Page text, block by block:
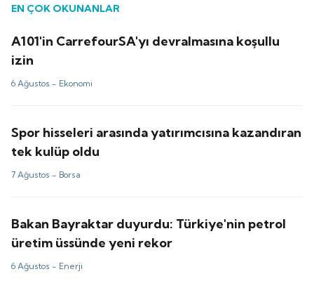
EN ÇOK OKUNANLAR
A101'in CarrefourSA'yı devralmasına koşullu
izin
6 Ağustos - Ekonomi
Spor hisseleri arasında yatırımcısına kazandıran
tek kulüp oldu
7 Ağustos - Borsa
Bakan Bayraktar duyurdu: Türkiye'nin petrol
üretim üssünde yeni rekor
6 Ağustos - Enerji